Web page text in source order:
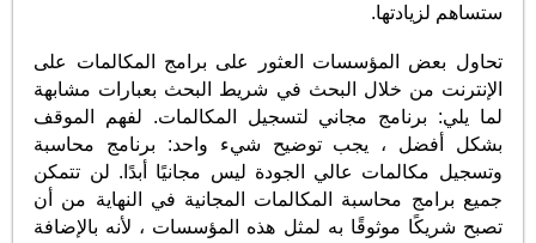
ستساهم لزيادتها.
تحاول بعض المؤسسات العثور على برامج المكالمات على
الإنترنت من خلال البحث في شريط البحث بعبارات مشابهة
لما يلي: برنامج مجاني لتسجيل المكالمات. لفهم الموقف
بشكل أفضل ، يجب توضيح شيء واحد: برنامج محاسبة
وتسجيل مكالمات عالي الجودة ليس مجانيًا أبدًا. لن تتمكن
جميع برامج محاسبة المكالمات المجانية في النهاية من أن
تصبح شريكًا موثوقًا به لمثل هذه المؤسسات ، لأنه بالإضافة